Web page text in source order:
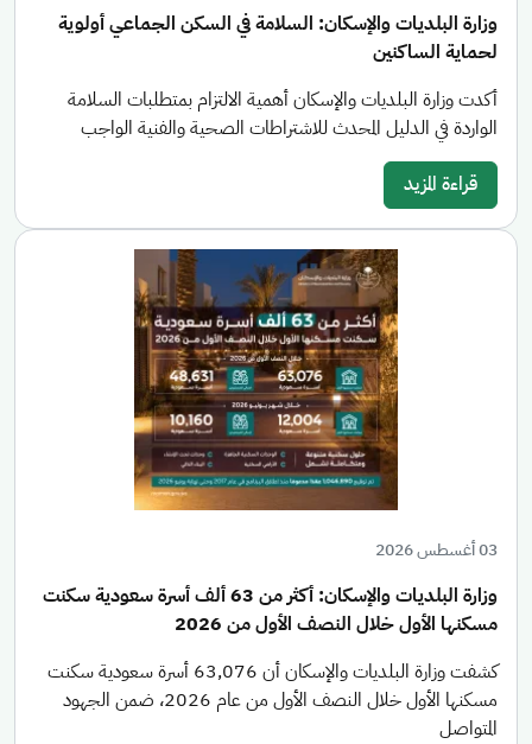
وزارة البلديات والإسكان: السلامة في السكن الجماعي أولوية
لحماية الساكنين
أكدت وزارة البلديات والإسكان أهمية الالتزام بمتطلبات السلامة
الواردة في الدليل المحدث للاشتراطات الصحية والفنية الواجب
قراءة المزيد
03 أغسطس 2026
وزارة البلديات والإسكان: أكثر من 63 ألف أسرة سعودية سكنت
مسكنها الأول خلال النصف الأول من 2026
كشفت وزارة البلديات والإسكان أن 63,076 أسرة سعودية سكنت
مسكنها الأول خلال النصف الأول من عام 2026، ضمن الجهود
المتواصل